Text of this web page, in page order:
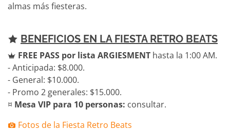
almas más fiesteras.
BENEFICIOS EN LA FIESTA RETRO BEATS
FREE PASS por lista ARGIESMENT hasta la 1:00 AM.
- Anticipada: $8.000.
- General: $10.000.
- Promo 2 generales: $15.000.
¤ Mesa VIP para 10 personas: consultar.
Fotos de la Fiesta Retro Beats